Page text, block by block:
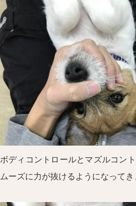
ボディコントロールとマズルコン
ムーズに力が抜けるようになって